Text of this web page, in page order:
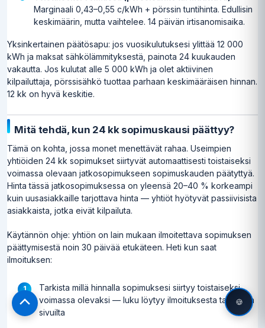
Marginaali 0,43–0,55 c/kWh + pörssin tuntihinta. Edullisin
keskimäärin, mutta vaihtelee. 14 päivän irtisanomisaika.
Yksinkertainen päätösapu: jos vuosikulutuksesi ylittää 12 000
kWh ja maksat sähkölämmityksestä, painota 24 kuukauden
vakautta. Jos kulutat alle 5 000 kWh ja olet aktiivinen
kilpailuttaja, pörssisähkö tuottaa parhaan keskimääräisen hinnan.
12 kk on hyvä keskitie.
Mitä tehdä, kun 24 kk sopimuskausi päättyy?
Tämä on kohta, jossa monet menettävät rahaa. Useimpien
yhtiöiden 24 kk sopimukset siirtyvät automaattisesti toistaiseksi
voimassa olevaan jatkosopimukseen sopimuskauden päätyttyä.
Hinta tässä jatkosopimuksessa on yleensä 20–40 % korkeampi
kuin uusasiakkaille tarjottava hinta — yhtiöt hyötyvät passiivisista
asiakkaista, jotka eivät kilpailuta.
Käytännön ohje: yhtiön on lain mukaan ilmoitettava sopimuksen
päättymisestä noin 30 päivää etukäteen. Heti kun saat
ilmoituksen:
Tarkista millä hinnalla sopimuksesi siirtyy toistaiseksi
voimassa olevaksi — luku löytyy ilmoituksesta tai yhtiön
sivuilta
🍪
Scroll
to